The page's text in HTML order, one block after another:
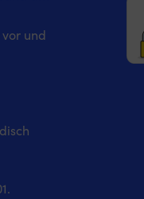
und